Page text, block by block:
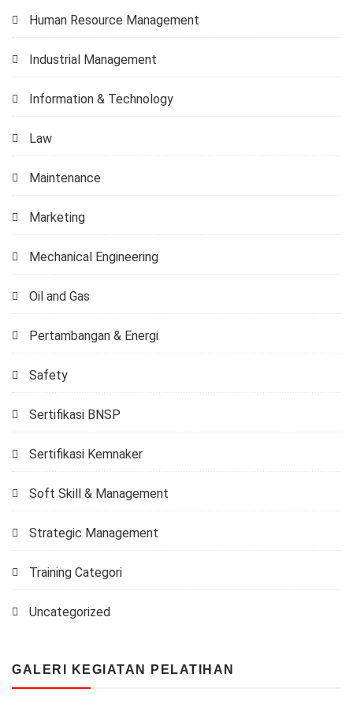
Human Resource Management
Industrial Management
Information & Technology
Law
Maintenance
Marketing
Mechanical Engineering
Oil and Gas
Pertambangan & Energi
Safety
Sertifikasi BNSP
Sertifikasi Kemnaker
Soft Skill & Management
Strategic Management
Training Categori
Uncategorized
GALERI KEGIATAN PELATIHAN